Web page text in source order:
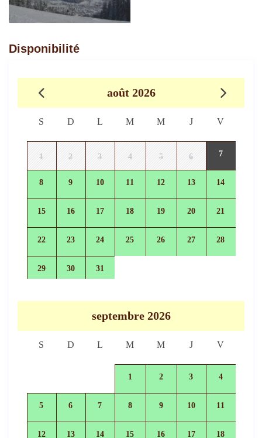
Disponibilité
août 2026
S D L M M J V
1 2 3 4 5 6 7
8 9 10 11 12 13 14
15 16 17 18 19 20 21
22 23 24 25 26 27 28
29 30 31
septembre 2026
S D L M M J V
1 2 3 4
5 6 7 8 9 10 11
12 13 14 15 16 17 18